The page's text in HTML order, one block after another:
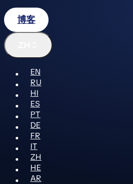
博客
EN
RU
HI
ES
PT
DE
FR
IT
ZH
HE
AR